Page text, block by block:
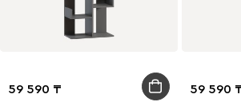
59 590 59 590